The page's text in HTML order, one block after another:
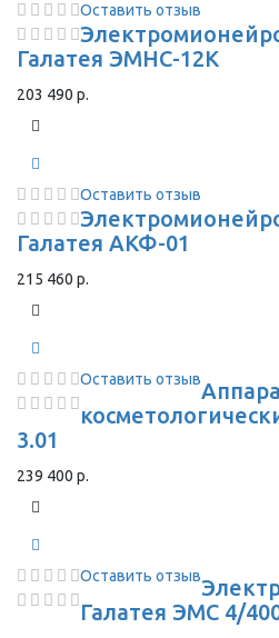
Оставить отзыв
Галатея ЭМНС-12К
203 490 р.
Оставить отзыв
Галатея АКФ-01
215 460 р.
Оставить отзыв
3.01
239 400 р.
Оставить отзыв
Галатея ЭМС 4/